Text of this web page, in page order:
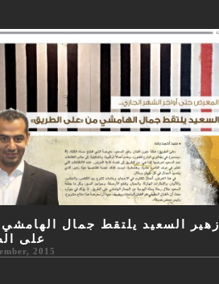
زهير السعيد يلتقط جمال
على
2015